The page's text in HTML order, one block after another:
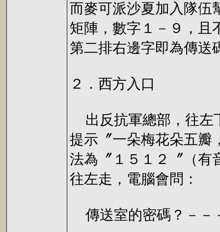
而麥可派沙夏加入隊伍
矩陣，數字１－９，且
第二排右邊字即為傳送
２．西方入口
出反抗軍總部，往左
提示〞一朵梅花朵五瓣
法為〞１５１２〞（有
往左走，電腦會問：
傳送室的密碼？－－